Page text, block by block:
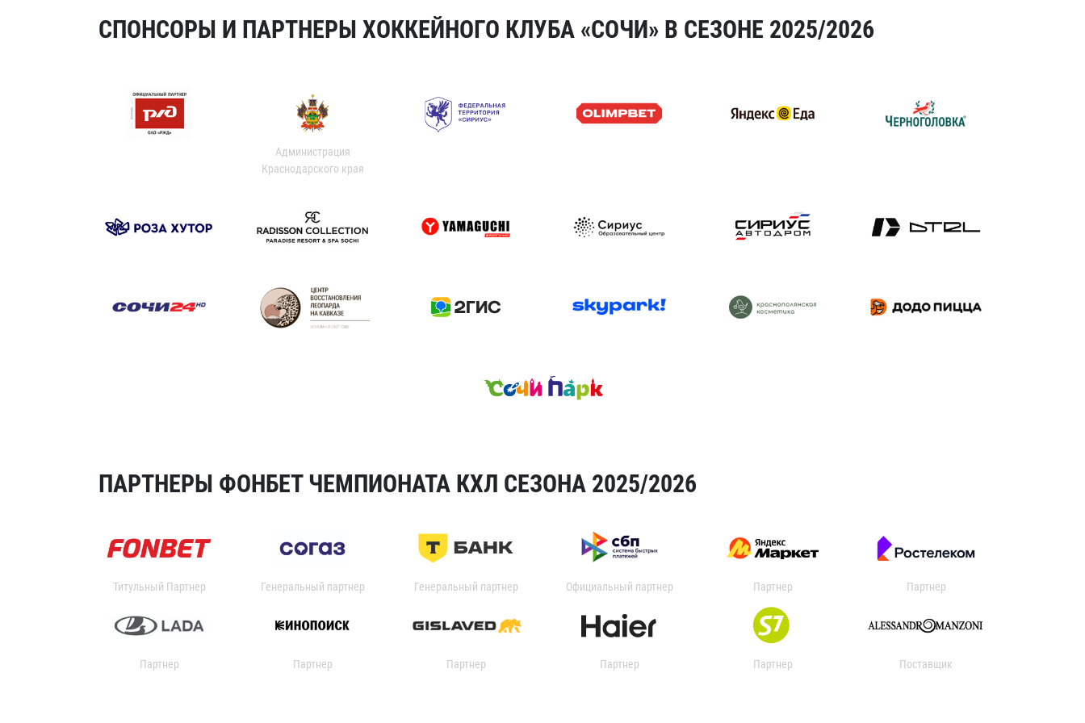
СПОНСОРЫ И ПАРТНЕРЫ ХОККЕЙНОГО КЛУБА «СОЧИ» В СЕЗОНЕ 2025/2026
Администрация
Краснодарского края
ПАРТНЕРЫ ФОНБЕТ ЧЕМПИОНАТА КХЛ СЕЗОНА 2025/2026
Титульный Партнер Генеральный партнер Генеральный партнер Официальный партнер Партнер Партнер
Партнер Партнер Партнер Партнер Партнер Поставщик